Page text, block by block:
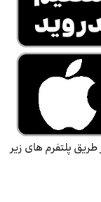
پلتفرم های زیر